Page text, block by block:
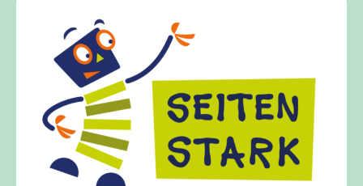
Frieden Fragen
frieden-fragen.de ist ein Internet-Angebot für
Kinder, Eltern und ErzieherInnen das zu
Fragen von Krieg und Frieden, Streit und
Gewalt informiert und einen Austausch zu
diesem Themenbereich ermöglicht. frieden-
fragen.de bietet Antworten auf wichtige